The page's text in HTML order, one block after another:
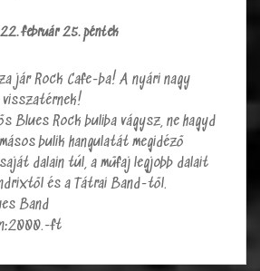
február 25. péntek
jár Rock Cafe-ba! A nyári nagy
Blues Rock buliba vágysz, ne hagyd
bulik hangulatát megidéző
dalain túl, a műfaj legjobb dalait
és a Tátrai Band-től.
Band
ft